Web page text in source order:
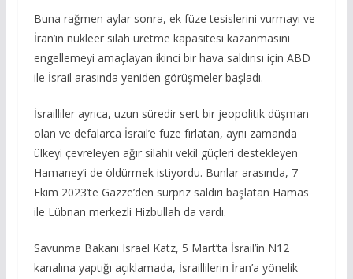
Buna rağmen aylar sonra, ek füze tesislerini vurmayı ve
İran’ın nükleer silah üretme kapasitesi kazanmasını
engellemeyi amaçlayan ikinci bir hava saldırısı için ABD
ile İsrail arasında yeniden görüşmeler başladı.
İsrailliler ayrıca, uzun süredir sert bir jeopolitik düşman
olan ve defalarca İsrail’e füze fırlatan, aynı zamanda
ülkeyi çevreleyen ağır silahlı vekil güçleri destekleyen
Hamaney’i de öldürmek istiyordu. Bunlar arasında, 7
Ekim 2023’te Gazze’den sürpriz saldırı başlatan Hamas
ile Lübnan merkezli Hizbullah da vardı.
Savunma Bakanı Israel Katz, 5 Mart’ta İsrail’in N12
kanalına yaptığı açıklamada, İsraillilerin İran’a yönelik